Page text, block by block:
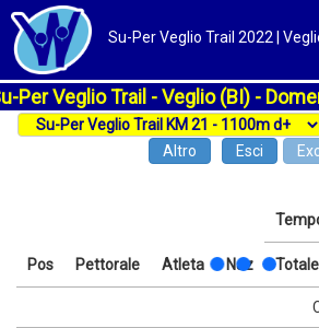
Per Veglio Trail - Veglio (BI) -
Altro
Esci
Pos Pettorale Atleta Naz Totale
Totale